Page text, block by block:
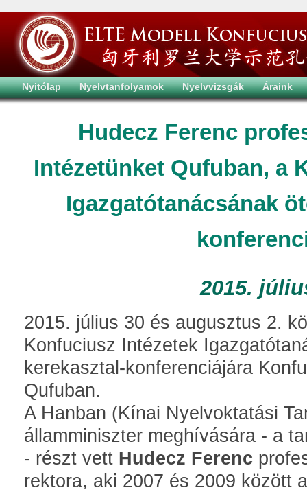
Nyitólap Nyelvtanfolyamok Nyelvvizsgák Áraink
Hudecz Ferenc
Intézetünket Qufuban, a
Igazgatótanácsának
2015.
2015. július 30 és augusztus 2.
Konfuciusz Intézetek
kerekasztal-konferenciájára
Qufuban.
A Hanban (Kínai Nyelvoktatási
államminiszter meghívására - a
- részt vett Hudecz Ferenc
rektora, aki 2007 és 2009 között